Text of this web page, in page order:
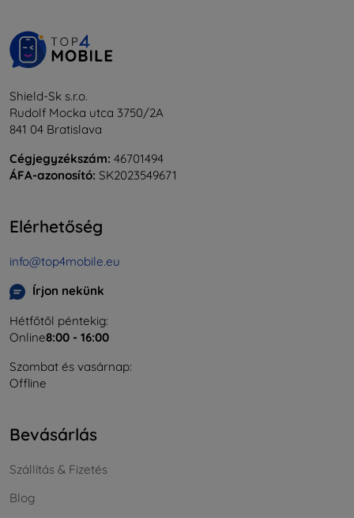
Shield-Sk s.r.o.
Rudolf Mocka utca 3750/2A
841 04 Bratislava
Cégjegyzékszám: 46701494
ÁFA-azonosító: SK2023549671
Elérhetőség
info@top4mobile.eu
Írjon nekünk
Hétfőtől péntekig:
Online8:00 - 16:00
Szombat és vasárnap:
Offline
Bevásárlás
Szállítás & Fizetés
Blog